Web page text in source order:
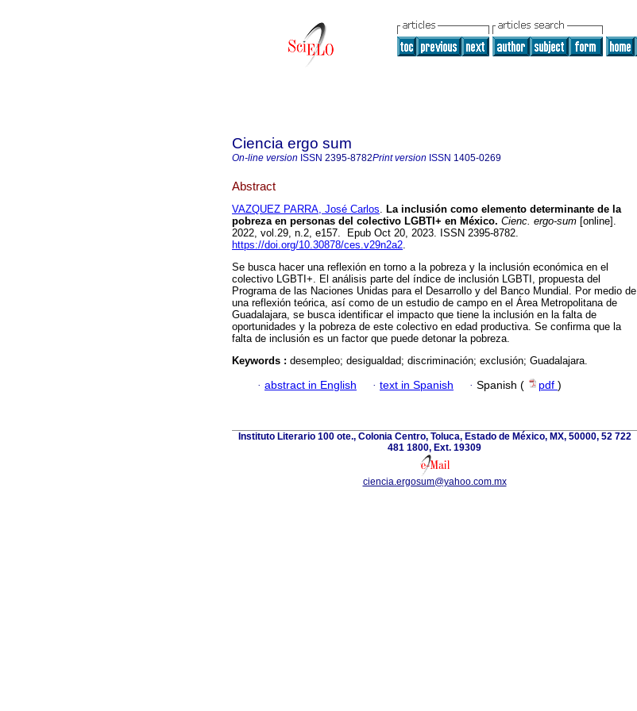
Ciencia ergo sum
On-line version ISSN 2395-8782Print version ISSN 1405-0269
Abstract
VAZQUEZ PARRA, José Carlos. La inclusión como elemento determinante de la
pobreza en personas del colectivo LGBTI+ en México. Cienc. ergo-sum [online].
2022, vol.29, n.2, e157. Epub Oct 20, 2023. ISSN 2395-8782.
https://doi.org/10.30878/ces.v29n2a2.
Se busca hacer una reflexión en torno a la pobreza y la inclusión económica en el
colectivo LGBTI+. El análisis parte del índice de inclusión LGBTI, propuesta del
Programa de las Naciones Unidas para el Desarrollo y del Banco Mundial. Por medio de
una reflexión teórica, así como de un estudio de campo en el Área Metropolitana de
Guadalajara, se busca identificar el impacto que tiene la inclusión en la falta de
oportunidades y la pobreza de este colectivo en edad productiva. Se confirma que la
falta de inclusión es un factor que puede detonar la pobreza.
Keywords : desempleo; desigualdad; discriminación; exclusión; Guadalajara.
· abstract in English · text in Spanish · Spanish ( pdf )
Instituto Literario 100 ote., Colonia Centro, Toluca, Estado de México, MX, 50000, 52 722
481 1800, Ext. 19309
ciencia.ergosum@yahoo.com.mx